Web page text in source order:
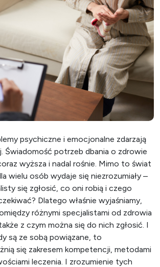
psychiczne i emocjonalne zdarzają
Świadomość potrzeb dbania o zdrowie
wyższa i nadal rośnie. Mimo to świat
wielu osób wydaje się niezrozumiały –
się zgłosić, co oni robią i czego
Dlatego właśnie wyjaśniamy,
różnymi specjalistami od zdrowia
z czym można się do nich zgłosić. I
są ze sobą powiązane, to
się zakresem kompetencji, metodami
leczenia. I zrozumienie tych